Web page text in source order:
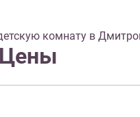
комнату в
Цены